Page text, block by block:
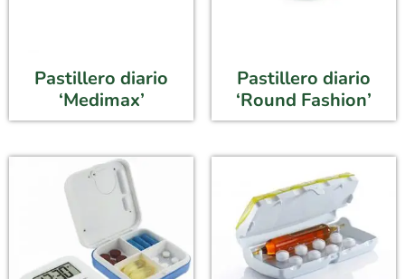
Pastillero diario
‘Medimax’
Pastillero diario
‘Round Fashion’